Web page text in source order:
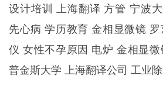
设计培训 上海翻译 方管 宁波
先心病 学历教育 金相显微镜 罗
仪 女性不孕原因 电炉 金相显微
普金斯大学 上海翻译公司 工业